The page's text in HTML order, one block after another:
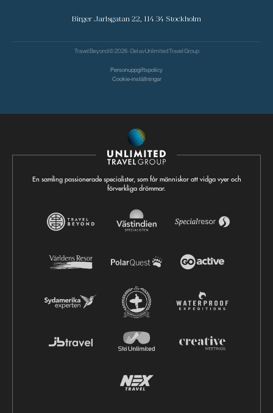
Birger Jarlsgatan 22, 114 34 Stockholm
Travel Beyond © 2026 - Del avUnlimited Travel Group
Personuppgiftspolicy
Cookie-inställningar
En samling passionerade specialister, som får människor att vidga vyer och
förverkliga drömmar.